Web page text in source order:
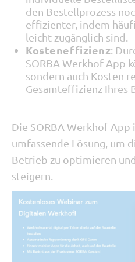
den Bestellprozess
effizienter, indem
leicht zugänglich sind.
Kosteneffizienz:
SORBA Werkhof App
sondern auch Kosten
Gesamteffizienz Ihres
Die SORBA Werkhof
umfassende Lösung, um
Betrieb zu optimieren
steigern.